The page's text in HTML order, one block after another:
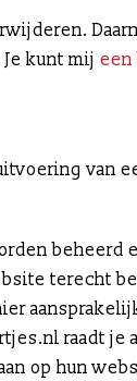
kunt mij een
van
beheerd
terecht
raadt je
op hun